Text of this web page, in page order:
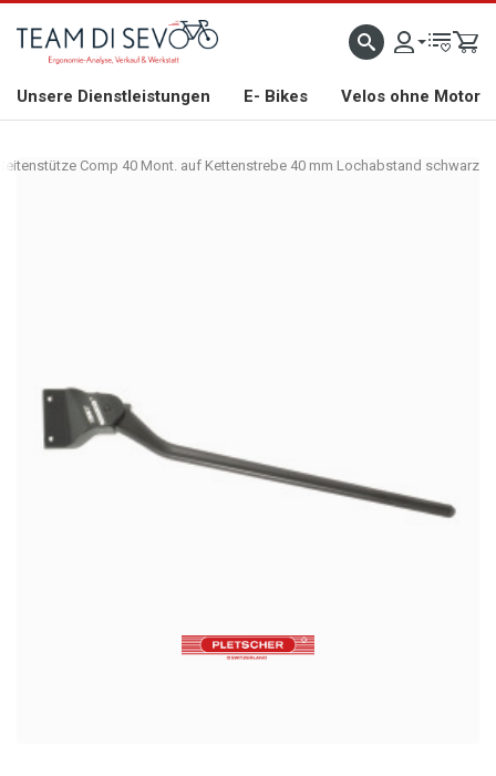
WILLKOMMEN GROSSE AUSWAHL AN RENNRÄDERN, GRAVEL, E-BIKES UND
Unsere Dienstleistungen E- Bikes Velos ohne Motor
Comp 40 Mont. auf Kettenstrebe 40 mm Lochabstand schwarz